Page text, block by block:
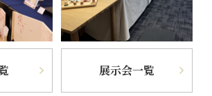
展示会一覧